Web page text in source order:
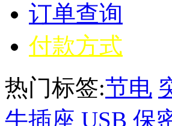
订单查询
付款方式
热门标签:节电
牛插座 USB 保